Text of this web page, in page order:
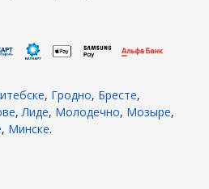
, Гродно, Бресте,
,Лиде, Молодечно, Мозыре,
, Минске.